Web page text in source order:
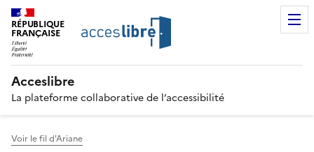
RÉPUBLIQUE
FRANÇAISE
Acceslibre
La plateforme collaborative de l’accessibilité
Voir le fil d'Ariane